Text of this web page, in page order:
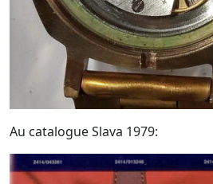
Au catalogue Slava 1979: